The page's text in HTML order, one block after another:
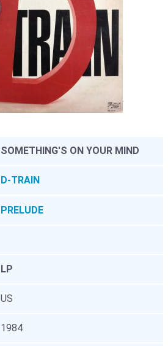
SOMETHING'S ON YOUR MIND
D-TRAIN
PRELUDE
LP
US
1984